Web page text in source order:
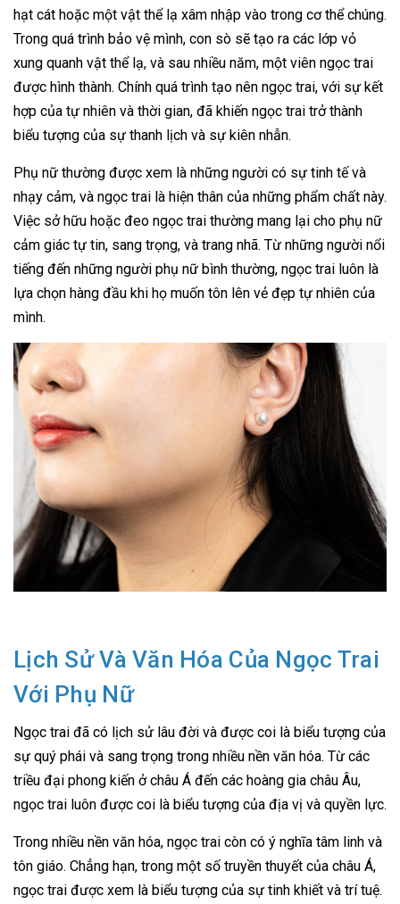
hạt cát hoặc một vật thể lạ xâm nhập vào trong cơ thể chúng.
Trong quá trình bảo vệ mình, con sò sẽ tạo ra các lớp vỏ
xung quanh vật thể lạ, và sau nhiều năm, một viên ngọc trai
được hình thành. Chính quá trình tạo nên ngọc trai, với sự kết
hợp của tự nhiên và thời gian, đã khiến ngọc trai trở thành
biểu tượng của sự thanh lịch và sự kiên nhẫn.
Phụ nữ thường được xem là những người có sự tinh tế và
nhạy cảm, và ngọc trai là hiện thân của những phẩm chất này.
Việc sở hữu hoặc đeo ngọc trai thường mang lại cho phụ nữ
cảm giác tự tin, sang trọng, và trang nhã. Từ những người nổi
tiếng đến những người phụ nữ bình thường, ngọc trai luôn là
lựa chọn hàng đầu khi họ muốn tôn lên vẻ đẹp tự nhiên của
mình.
Lịch Sử Và Văn Hóa Của Ngọc Trai
Với Phụ Nữ
Ngọc trai đã có lịch sử lâu đời và được coi là biểu tượng của
sự quý phái và sang trọng trong nhiều nền văn hóa. Từ các
triều đại phong kiến ở châu Á đến các hoàng gia châu Âu,
ngọc trai luôn được coi là biểu tượng của địa vị và quyền lực.
Trong nhiều nền văn hóa, ngọc trai còn có ý nghĩa tâm linh và
tôn giáo. Chẳng hạn, trong một số truyền thuyết của châu Á,
ngọc trai được xem là biểu tượng của sự tinh khiết và trí tuệ.